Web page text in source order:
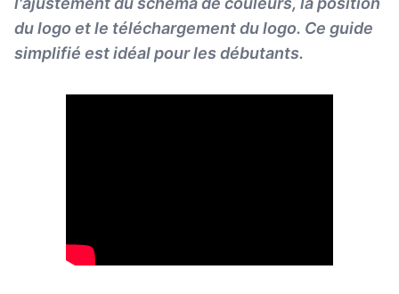
du logo et le téléchargement du logo. Ce guide
simplifié est idéal pour les débutants.